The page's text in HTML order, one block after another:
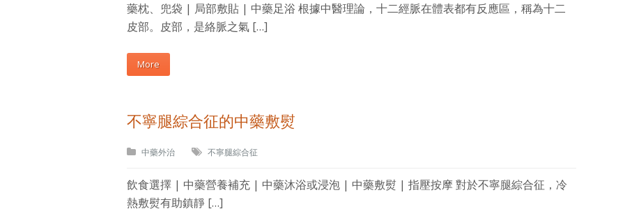
藥枕、兜袋 | 局部敷貼 | 中藥足浴 根據中醫理論，十二經脈在體表都有反應區，稱為十二
皮部。皮部，是絡脈之氣 […]
More
不寧腿綜合征的中藥敷熨
中藥外治 不寧腿綜合征
飲食選擇 | 中藥營養補充 | 中藥沐浴或浸泡 | 中藥敷熨 | 指壓按摩 對於不寧腿綜合征，冷
熱敷熨有助鎮靜 […]